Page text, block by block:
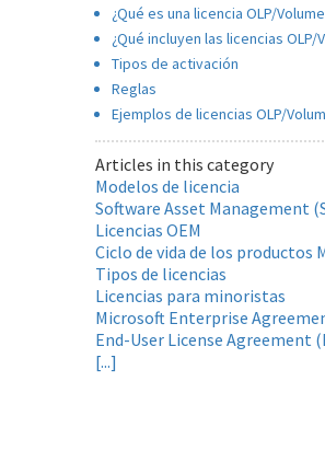
¿Qué es una licencia OLP/
¿Qué incluyen las licencias OLP/
Tipos de activación
Reglas
Ejemplos de licencias OLP/
Articles in this category
Modelos de licencia
Software Asset Management
Licencias OEM
Ciclo de vida de los productos
Tipos de licencias
Licencias para minoristas
Microsoft Enterprise
End-User License Agreement
[...]